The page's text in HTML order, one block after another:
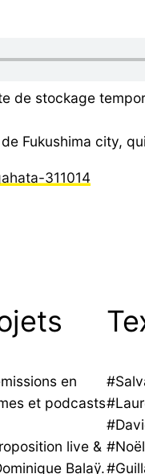
de stockage
Fukushima city,
en
et podcasts
live &
Balaÿ.